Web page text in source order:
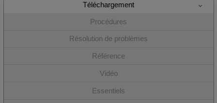
Téléchargement
Procédures
Résolution de problèmes
Référence
Vidéo
Essentiels